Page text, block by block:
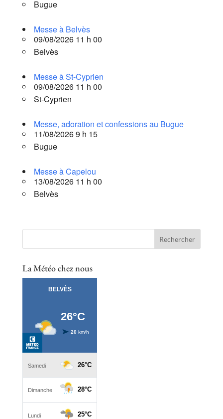
Bugue
Messe à Belvès
09/08/2026 11 h 00
Belvès
Messe à St-Cyprien
09/08/2026 11 h 00
St-Cyprien
Messe, adoration et confessions au Bugue
11/08/2026 9 h 15
Bugue
Messe à Capelou
13/08/2026 11 h 00
Belvès
La Météo chez nous